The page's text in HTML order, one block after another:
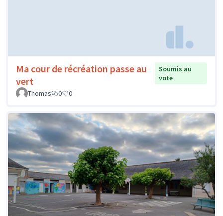
Ma cour de récréation passe au
vert
Soumis au
vote
Thomas
0 0